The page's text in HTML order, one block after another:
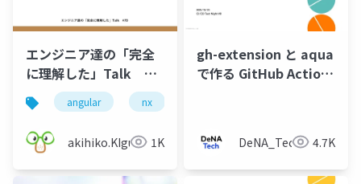
エンジニア達の「完全
に理解した」Talk
#70
angular nx
akihiko.KIgure 1K
gh-extension と aqua
で作る GitHub Actions
DeNA_Tech 4.7K